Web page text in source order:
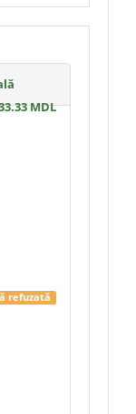
MDL
refuzată